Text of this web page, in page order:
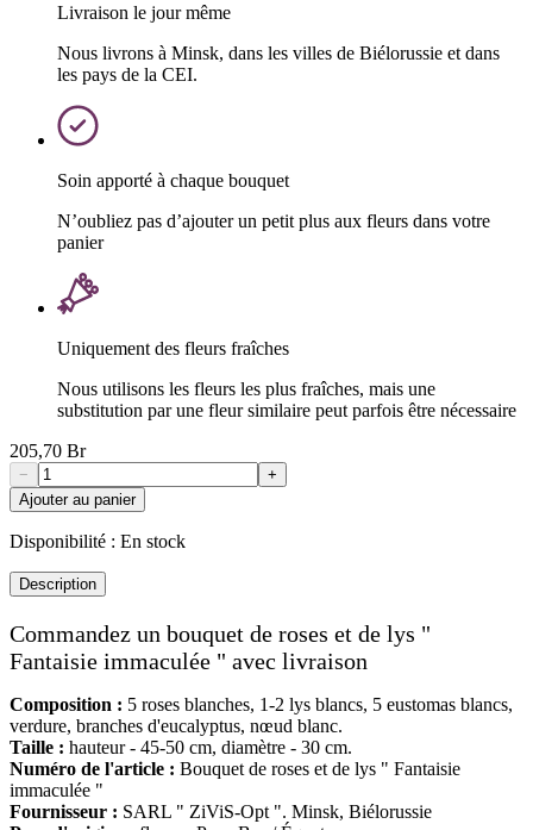
Livraison le jour même
Nous livrons à Minsk, dans les villes de Biélorussie et dans
les pays de la CEI.
Soin apporté à chaque bouquet
N’oubliez pas d’ajouter un petit plus aux fleurs dans votre
panier
Uniquement des fleurs fraîches
Nous utilisons les fleurs les plus fraîches, mais une
substitution par une fleur similaire peut parfois être nécessaire
205,70 Br
−
+
Ajouter au panier
Disponibilité : En stock
Description
Commandez un bouquet de roses et de lys "
Fantaisie immaculée " avec livraison
Composition : 5 roses blanches, 1-2 lys blancs, 5 eustomas blancs,
verdure, branches d'eucalyptus, nœud blanc.
Taille : hauteur - 45-50 cm, diamètre - 30 cm.
Numéro de l'article : Bouquet de roses et de lys " Fantaisie
immaculée "
Fournisseur : SARL " ZiViS-Opt ". Minsk, Biélorussie